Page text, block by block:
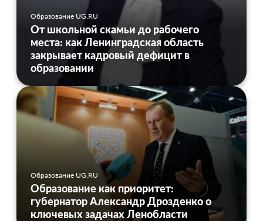
Образование UG.RU
От школьной скамьи до рабочего
места: как Ленинградская область
закрывает кадровый дефицит в
образовании
Образование UG.RU
Образование как приоритет:
губернатор Александр Дрозденко о
ключевых задачах Ленобласти